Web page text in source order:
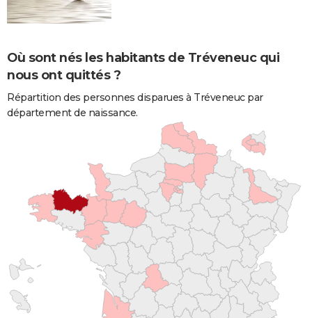
Où sont nés les habitants de Tréveneuc qui
nous ont quittés ?
Répartition des personnes disparues à Tréveneuc par
département de naissance.